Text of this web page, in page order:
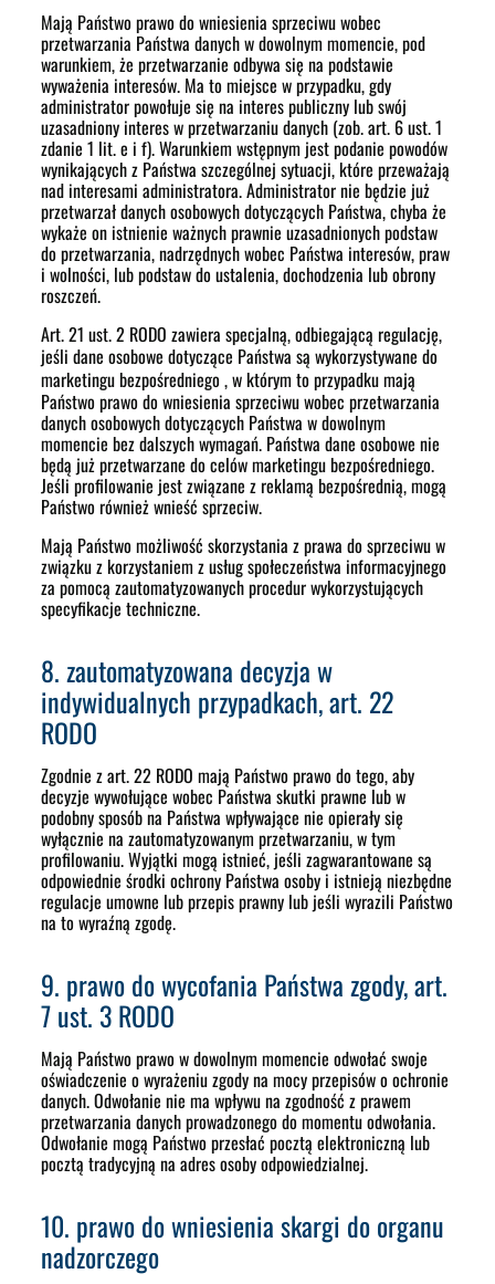
Mają Państwo prawo do wniesienia sprzeciwu wobec
przetwarzania Państwa danych w dowolnym momencie, pod
warunkiem, że przetwarzanie odbywa się na podstawie
wyważenia interesów. Ma to miejsce w przypadku, gdy
administrator powołuje się na interes publiczny lub swój
uzasadniony interes w przetwarzaniu danych (zob. art. 6 ust. 1
zdanie 1 lit. e i f). Warunkiem wstępnym jest podanie powodów
wynikających z Państwa szczególnej sytuacji, które przeważają
nad interesami administratora. Administrator nie będzie już
przetwarzał danych osobowych dotyczących Państwa, chyba że
wykaże on istnienie ważnych prawnie uzasadnionych podstaw
do przetwarzania, nadrzędnych wobec Państwa interesów, praw
i wolności, lub podstaw do ustalenia, dochodzenia lub obrony
roszczeń.
Art. 21 ust. 2 RODO zawiera specjalną, odbiegającą regulację,
jeśli dane osobowe dotyczące Państwa są wykorzystywanedo
marketingu bezpośredniego, w którym to przypadku mają
Państwo prawo do wniesienia sprzeciwu wobec przetwarzania
danych osobowych dotyczących Państwa w dowolnym
momencie bez dalszych wymagań. Państwa dane osobowe nie
będą już przetwarzane do celów marketingu bezpośredniego.
Jeśli profilowanie jest związane z reklamą bezpośrednią, mogą
Państwo również wnieść sprzeciw.
Mają Państwo możliwość skorzystania z prawa do sprzeciwu w
związku z korzystaniem z usług społeczeństwa informacyjnego
za pomocą zautomatyzowanych procedur wykorzystujących
specyfikacje techniczne.
8. zautomatyzowana decyzja w
indywidualnych przypadkach, art. 22
RODO
Zgodnie z art. 22 RODO mają Państwo prawo do tego, aby
decyzje wywołujące wobec Państwa skutki prawne lub w
podobny sposób na Państwa wpływające nie opierały się
wyłącznie na zautomatyzowanym przetwarzaniu, w tym
profilowaniu. Wyjątki mogą istnieć, jeśli zagwarantowane są
odpowiednie środki ochrony Państwa osoby i istnieją niezbędne
regulacje umowne lub przepis prawny lub jeśli wyrazili Państwo
na to wyraźną zgodę.
9. prawo do wycofania Państwa zgody, art.
7 ust. 3 RODO
Mają Państwo prawo w dowolnym momencie odwołać swoje
oświadczenie o wyrażeniu zgody na mocy przepisów o ochronie
danych. Odwołanie nie ma wpływu na zgodność z prawem
przetwarzania danych prowadzonego do momentu odwołania.
Odwołanie mogą Państwo przesłać pocztą elektroniczną lub
pocztą tradycyjną na adres osoby odpowiedzialnej.
10. prawo do wniesienia skargi do organu
nadzorczego